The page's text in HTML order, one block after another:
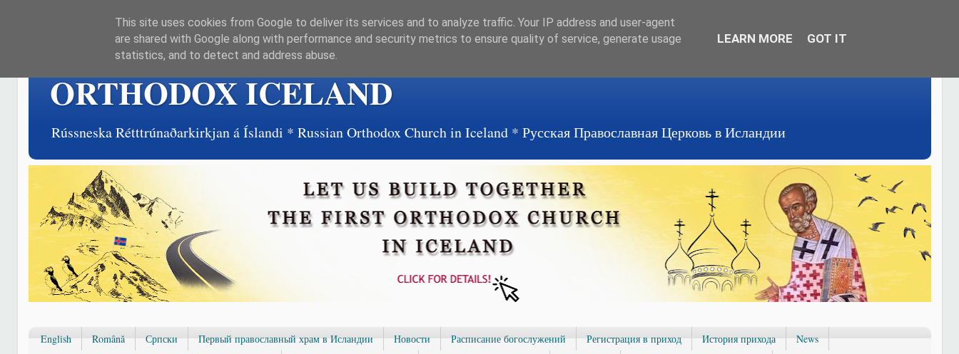
ORTHODOX ICELAND
Rússneska Rétttrúnaðarkirkjan á Íslandi * Russian Orthodox Church in Iceland * Русская Православная Церковь в Исландии
English Română Српски Первый православный храм в Исландии Новости Расписание богослужений Регистрация в приход История прихода
News
This site uses cookies from Google to deliver its services and to analyze traffic. Your IP address and user-agent
are shared with Google along with performance and security metrics to ensure quality of service, generate usage
statistics, and to detect and address abuse.
LEARN MORE GOT IT